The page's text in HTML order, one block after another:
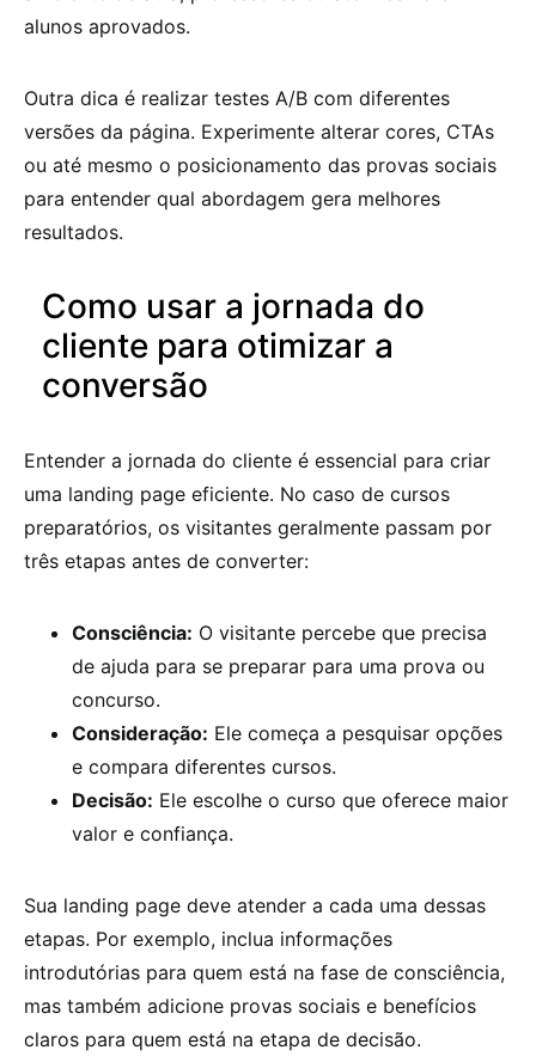
alunos aprovados.
Outra dica é realizar testes A/B com diferentes
versões da página. Experimente alterar cores, CTAs
ou até mesmo o posicionamento das provas sociais
para entender qual abordagem gera melhores
resultados.
Como usar a jornada do
cliente para otimizar a
conversão
Entender a jornada do cliente é essencial para criar
uma landing page eficiente. No caso de cursos
preparatórios, os visitantes geralmente passam por
três etapas antes de converter:
Consciência: O visitante percebe que precisa
de ajuda para se preparar para uma prova ou
concurso.
Consideração: Ele começa a pesquisar opções
e compara diferentes cursos.
Decisão: Ele escolhe o curso que oferece maior
valor e confiança.
Sua landing page deve atender a cada uma dessas
etapas. Por exemplo, inclua informações
introdutórias para quem está na fase de consciência,
mas também adicione provas sociais e benefícios
claros para quem está na etapa de decisão.